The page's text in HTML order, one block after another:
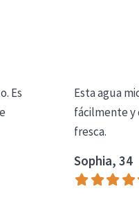
Es
Esta agua
fácilmente y
fresca.
Sophia, 34